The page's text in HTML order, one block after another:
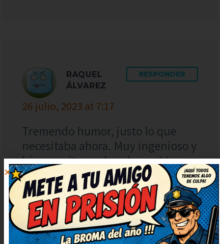
RAQUEL
ÁLVAREZ
26 julio, 2023 at 7:17
RESPONDER
Tremendo humor, justo lo que
necesitaba ahora. Muy ingenioso y
bien escrito, ¡enhorabuena! Lo
voy a compartir con mis amigos
para que se rían también. Me he
quedado con una sonrisa tonta,
¡genial!